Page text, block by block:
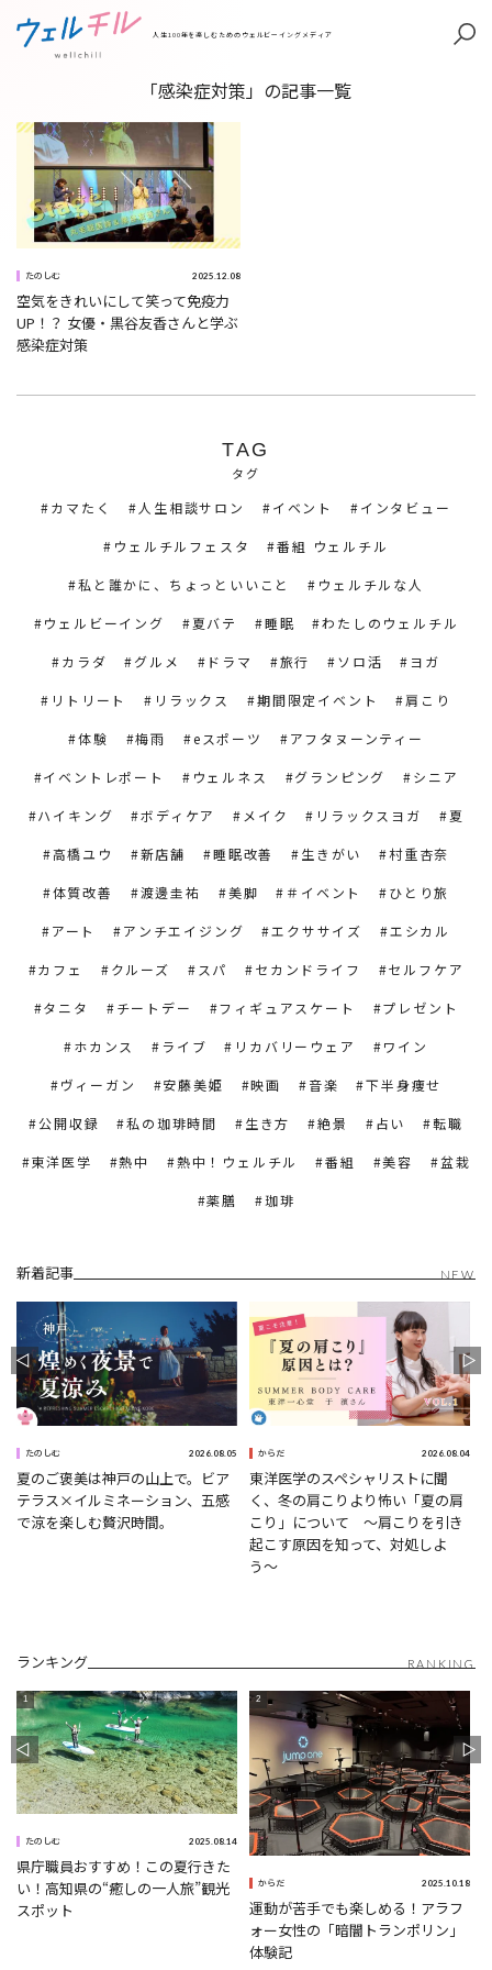
人生100年を楽しむためのウェルビーイングメディア
「感染症対策」の記事一覧
たのしむ 2025.12.08
空気をきれいにして笑って免疫力
UP！？ 女優・黒谷友香さんと学ぶ
感染症対策
TAG
タグ
カマたく 人生相談サロン イベント インタビュー
ウェルチルフェスタ 番組 ウェルチル
私と誰かに、ちょっといいこと ウェルチルな人
ウェルビーイング 夏バテ 睡眠 わたしのウェルチル
カラダ グルメ ドラマ 旅行 ソロ活 ヨガ
リトリート リラックス 期間限定イベント 肩こり
体験 梅雨 eスポーツ アフタヌーンティー
イベントレポート ウェルネス グランピング シニア
ハイキング ボディケア メイク リラックスヨガ 夏
高橋ユウ 新店舗 睡眠改善 生きがい 村重杏奈
体質改善 渡邊圭祐 美脚 ＃イベント ひとり旅
アート アンチエイジング エクササイズ エシカル
カフェ クルーズ スパ セカンドライフ セルフケア
タニタ チートデー フィギュアスケート プレゼント
ホカンス ライブ リカバリーウェア ワイン
ヴィーガン 安藤美姫 映画 音楽 下半身痩せ
公開収録 私の珈琲時間 生き方 絶景 占い 転職
東洋医学 熱中 熱中！ウェルチル 番組 美容 盆栽
薬膳 珈琲
新着記事 NEW
たのしむ 2026.08.05
夏のご褒美は神戸の山上で。ビア
テラス×イルミネーション、五感
で涼を楽しむ贅沢時間。
からだ 2026.08.04
東洋医学のスペシャリストに聞
く、冬の肩こりより怖い「夏の肩
こり」について 〜肩こりを引き
起こす原因を知って、対処しよ
う〜
ランキング RANKING
たのしむ 2025.08.14
県庁職員おすすめ！この夏行きた
い！高知県の“癒しの一人旅”観光
スポット
からだ 2025.10.18
運動が苦手でも楽しめる！アラフ
ォー女性の「暗闇トランポリン」
体験記